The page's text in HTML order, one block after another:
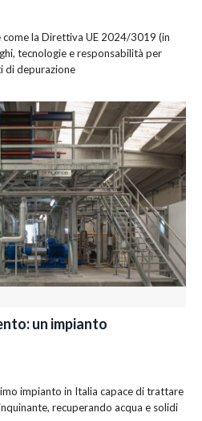
la Direttiva UE 2024/3019 (in
tecnologie e responsabilità per
di depurazione
un impianto
impianto in Italia capace di trattare
recuperando acqua e solidi